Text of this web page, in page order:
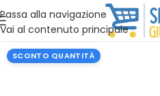
Passa alla navigazione
Vai al contenuto principale
Vuoi assistenza?Clicca
SCONTO QUANTITÀ